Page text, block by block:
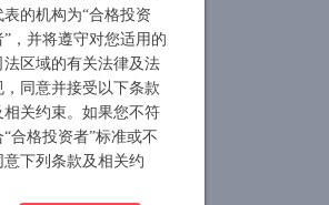
表的机构为“合格投资
”，并将遵守对您适用的
法区域的有关法律及法
，同意并接受以下条款
相关约束。如果您不符
“合格投资者”标准或不
意下列条款及相关约